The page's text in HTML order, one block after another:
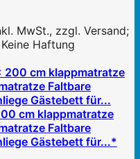
MwSt., zzgl. Versand;
Haftung
cm klappmatratze
Faltbare
Gästebett für...*